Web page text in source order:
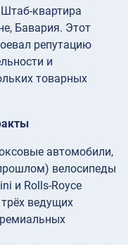
квартира
Бавария. Этот
репутацию
и
товарных
автомобили,
велосипеды
и Rolls-Royce
ведущих